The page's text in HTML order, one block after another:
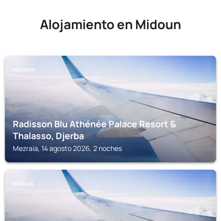
Alojamiento en Midoun
MEZRAIA
Radisson Blu Athénée Palace Resort &
Thalasso, Djerba
Mezraia, 14 agosto 2026, 2 noches
MIDOUN